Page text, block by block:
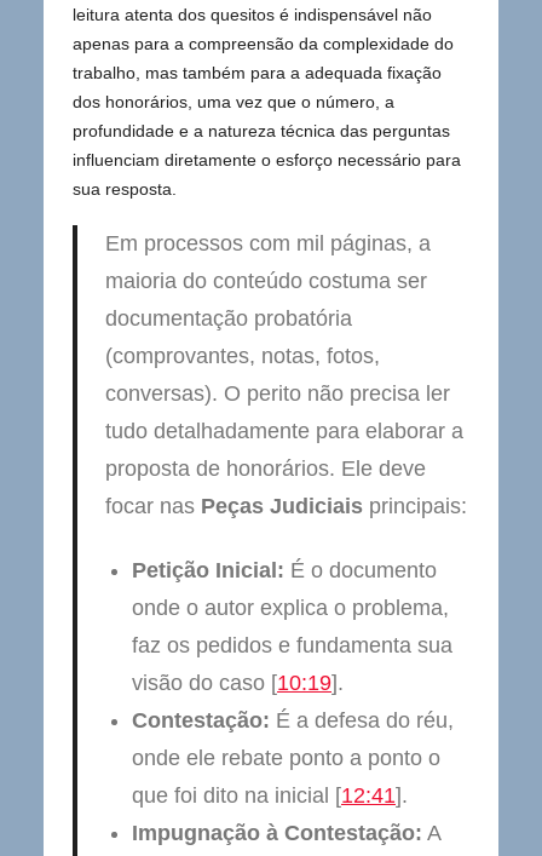
leitura atenta dos quesitos é indispensável não
apenas para a compreensão da complexidade do
trabalho, mas também para a adequada fixação
dos honorários, uma vez que o número, a
profundidade e a natureza técnica das perguntas
influenciam diretamente o esforço necessário para
sua resposta.
Em processos com mil páginas, a
maioria do conteúdo costuma ser
documentação probatória
(comprovantes, notas, fotos,
conversas). O perito não precisa ler
tudo detalhadamente para elaborar a
proposta de honorários. Ele deve
focar nas Peças Judiciaisprincipais:
Petição Inicial: É o documento
onde o autor explica o problema,
faz os pedidos e fundamenta sua
visão do caso [10:19].
Contestação: É a defesa do réu,
onde ele rebate ponto a ponto o
que foi dito na inicial [12:41].
Impugnação à Contestação: A